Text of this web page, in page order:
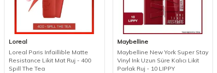
Loreal
Loreal Paris Infaillible Matte
Resistance Likit Mat Ruj - 400
Spill The Tea
Maybelline
Maybelline New York Super Stay
Vinyl Ink Uzun Süre Kalıcı Likit
Parlak Ruj - 10 LIPPY